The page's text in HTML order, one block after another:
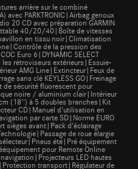
arrière sur le combiné
avec PARKTRONIC|Airbag genoux
20 CD avec préparation GARMIN
40/20/40|Boîte de vitesses
en tissu noir|Climatisation
de la pression des
Euro 6|DYNAMIC SELECT
rétroviseurs extérieurs|Essuie-
AMG Line|Extincteur|Feux de
sans clé KEYLESS GO|Freinage
sécurité fluorescent pour
noire / aluminium clair|Intérieur
(18'') à 5 doubles branches|Kit
CD|Manuel d'utilisation en
par carte SD|Norme EURO
sièges avant|Pack d'éclairage
de roue élargie
été|Pré équipement
pour Remote Online
LED hautes
transport|Régulateur de